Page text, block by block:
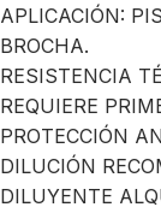
APLICACIÓN:
BROCHA.
RESISTENCIA
REQUIERE
PROTECCIÓN
DILUCIÓN
DILUYENTE